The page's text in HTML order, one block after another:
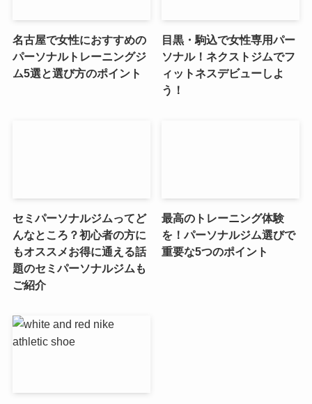
名古屋で女性におすすめの
パーソナルトレーニングジ
ム5選と選び方のポイント
目黒・駒込で女性専用パー
ソナル！ネクストジムでフ
ィットネスデビューしよ
う！
セミパーソナルジムってど
んなところ？初心者の方に
もオススメお得に通える話
題のセミパーソナルジムも
ご紹介
最高のトレーニング体験
を！パーソナルジム選びで
重要な5つのポイント